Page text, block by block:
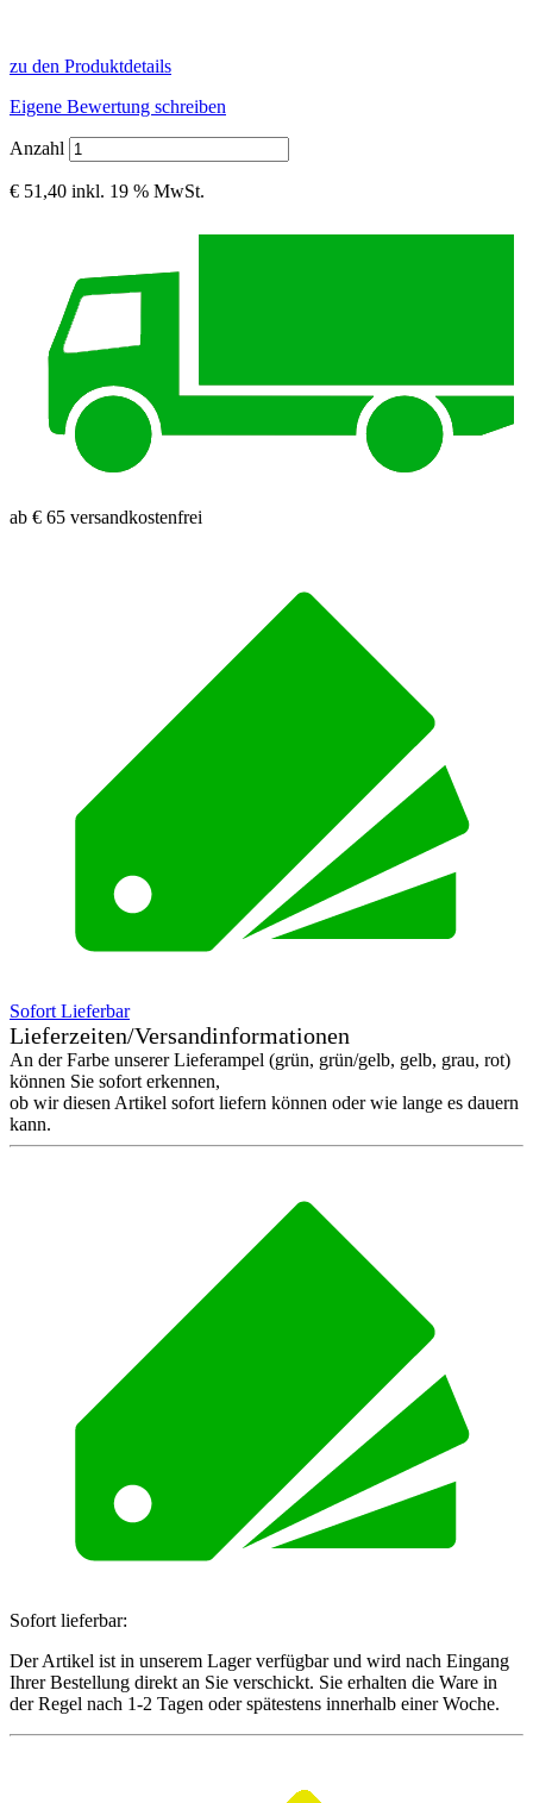
zu den Produktdetails
Eigene Bewertung schreiben
Anzahl
€ 51,40 inkl. 19 % MwSt.
ab € 65 versandkostenfrei
Sofort Lieferbar
Lieferzeiten/Versandinformationen
An der Farbe unserer Lieferampel (grün, grün/gelb, gelb, grau, rot)
können Sie sofort erkennen,
ob wir diesen Artikel sofort liefern können oder wie lange es dauern
kann.
Sofort lieferbar:
Der Artikel ist in unserem Lager verfügbar und wird nach Eingang
Ihrer Bestellung direkt an Sie verschickt. Sie erhalten die Ware in
der Regel nach 1-2 Tagen oder spätestens innerhalb einer Woche.